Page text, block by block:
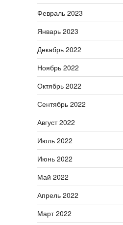
Февраль 2023
Январь 2023
Декабрь 2022
Ноябрь 2022
Октябрь 2022
Сентябрь 2022
Август 2022
Июль 2022
Июнь 2022
Май 2022
Апрель 2022
Март 2022